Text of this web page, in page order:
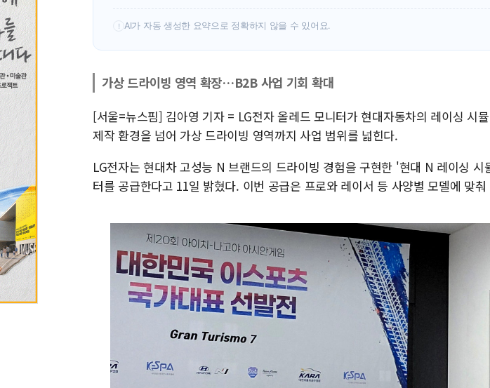
! AI가 자동 생성한 요약으로 정확하지 않을 수 있어요.
가상 드라이빙 영역 확장…B2B 사업 기회 확대
[서울=뉴스핌] 김아영 기자 = LG전자 올레드 모니터가 현대자동차의 레이싱 시
제작 환경을 넘어 가상 드라이빙 영역까지 사업 범위를 넓힌다.
LG전자는 현대차 고성능 N 브랜드의 드라이빙 경험을 구현한 '현대 N 레이싱 시
터를 공급한다고 11일 밝혔다. 이번 공급은 프로와 레이서 등 사양별 모델에 맞춰